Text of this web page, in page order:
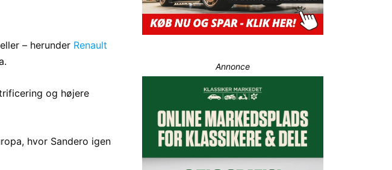
– herunder Renault
og højere
hvor Sandero igen
Annonce